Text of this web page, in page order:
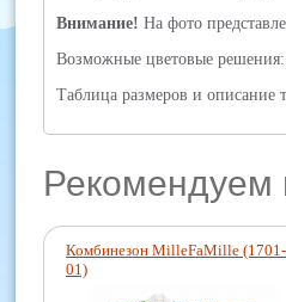
Внимание! На фото
Возможные цветовые решения:
Таблица размеров и описание
Рекомендуем
Комбинезон MilleFaMille (1701-
01)